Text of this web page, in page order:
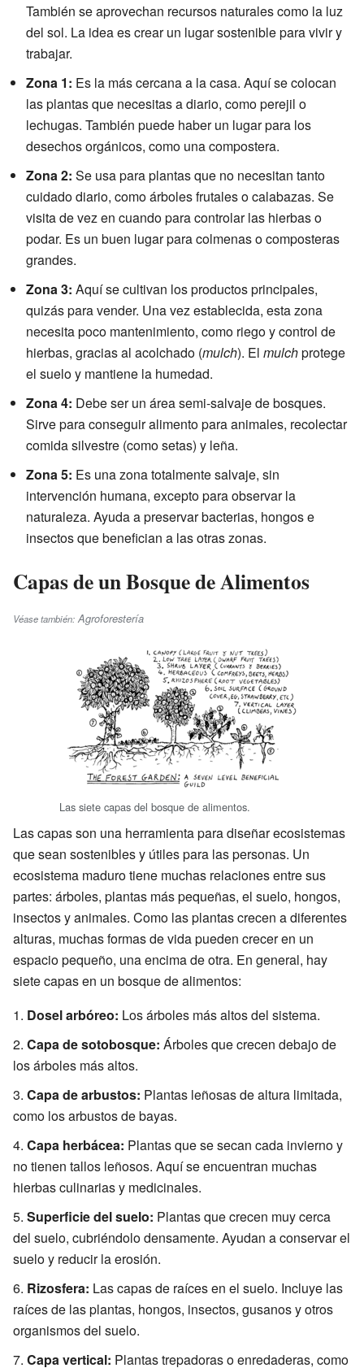
También se aprovechan recursos naturales como la luz
del sol. La idea es crear un lugar sostenible para vivir y
trabajar.
Zona 1: Es la más cercana a la casa. Aquí se colocan
las plantas que necesitas a diario, como perejil o
lechugas. También puede haber un lugar para los
desechos orgánicos, como una compostera.
Zona 2: Se usa para plantas que no necesitan tanto
cuidado diario, como árboles frutales o calabazas. Se
visita de vez en cuando para controlar las hierbas o
podar. Es un buen lugar para colmenas o composteras
grandes.
Zona 3: Aquí se cultivan los productos principales,
quizás para vender. Una vez establecida, esta zona
necesita poco mantenimiento, como riego y control de
hierbas, gracias al acolchado (mulch). El mulchprotege
el suelo y mantiene la humedad.
Zona 4: Debe ser un área semi-salvaje de bosques.
Sirve para conseguir alimento para animales, recolectar
comida silvestre (como setas) y leña.
Zona 5: Es una zona totalmente salvaje, sin
intervención humana, excepto para observar la
naturaleza. Ayuda a preservar bacterias, hongos e
insectos que benefician a las otras zonas.
Capas de un Bosque de Alimentos
Véase también: Agroforestería
Las siete capas del bosque de alimentos.
Las capas son una herramienta para diseñar ecosistemas
que sean sostenibles y útiles para las personas. Un
ecosistema maduro tiene muchas relaciones entre sus
partes: árboles, plantas más pequeñas, el suelo, hongos,
insectos y animales. Como las plantas crecen a diferentes
alturas, muchas formas de vida pueden crecer en un
espacio pequeño, una encima de otra. En general, hay
siete capas en un bosque de alimentos:
Dosel arbóreo: Los árboles más altos del sistema.
Capa de sotobosque: Árboles que crecen debajo de
los árboles más altos.
Capa de arbustos: Plantas leñosas de altura limitada,
como los arbustos de bayas.
Capa herbácea: Plantas que se secan cada invierno y
no tienen tallos leñosos. Aquí se encuentran muchas
hierbas culinarias y medicinales.
Superficie del suelo: Plantas que crecen muy cerca
del suelo, cubriéndolo densamente. Ayudan a conservar el
suelo y reducir la erosión.
Rizosfera: Las capas de raíces en el suelo. Incluye las
raíces de las plantas, hongos, insectos, gusanos y otros
organismos del suelo.
Capa vertical: Plantas trepadoras o enredaderas, como